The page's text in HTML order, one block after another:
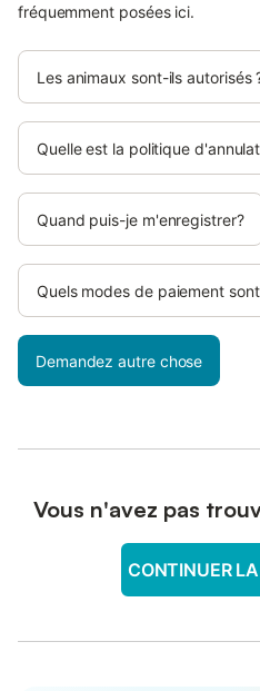
fréquemment posées ici.
Les animaux sont-ils autorisés
Quelle est la politique
Quand puis-je m'enregistrer?
Quels modes de paiement
Demandez autre chose
Vous n'avez pas
CONTINUER